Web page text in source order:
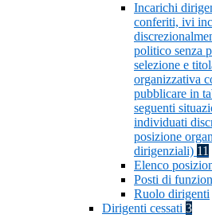
Incarichi
conferiti, ivi
politico senza
selezione e
organizzativa
pubblicare in
seguenti
individuati
posizione
dirigenziali) 11
Elenco
Posti di
Ruolo dirigenti
Dirigenti cessati 3